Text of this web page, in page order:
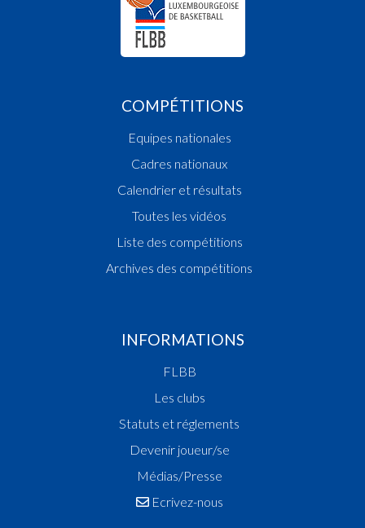
COMPÉTITIONS
Equipes nationales
Cadres nationaux
Calendrier et résultats
Toutes les vidéos
Liste des compétitions
Archives des compétitions
INFORMATIONS
FLBB
Les clubs
Statuts et réglements
Devenir joueur/se
Médias/Presse
Ecrivez-nous